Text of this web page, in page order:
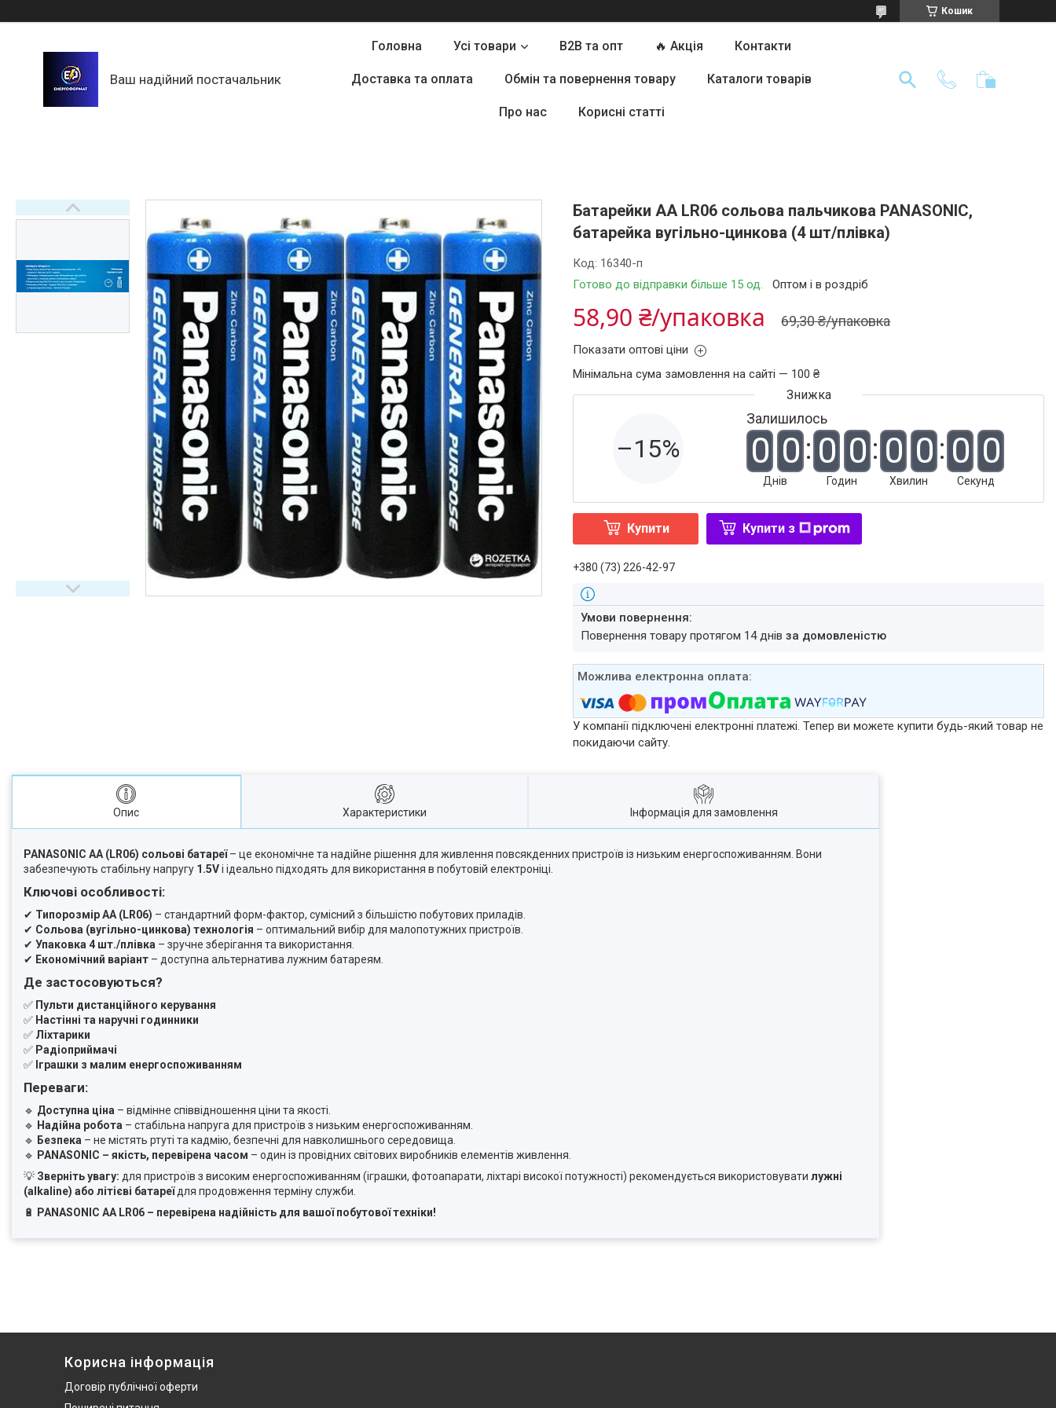
Кошик
Ваш надійний постачальник
Головна Усі товари B2B та опт 🔥 Акція Контакти
Доставка та оплата Обмін та повернення товару Каталоги товарів
Про нас Корисні статті
Батарейки АА LR06 сольова пальчикова PANASONIC,
батарейка вугільно-цинкова (4 шт/плівка)
Готово до відправки більше 15 од. Оптом і в роздріб
Код: 16340-п
69,30 ₴/упаковка
58,90 ₴/упаковка
Показати оптові ціни
Мінімальна сума замовлення на сайті — 100 ₴
–15%
Залишилось
0 0
Днів
0 0
Годин
0 0
Хвилин
0 0
Секунд
Купити Купити з
+380 (73) 226-42-97
повернення товару протягом 14 днівза домовленістю
У компанії підключені електронні платежі. Тепер ви можете купити будь-який товар не
покидаючи сайту.
Опис Характеристики Інформація для замовлення
PANASONIC AA (LR06) сольові батареї– це економічне та надійне рішення для живлення повсякденних пристроїв із низьким енергоспоживанням. Вони
забезпечують стабільну напругу 1.5Vі ідеально підходять для використання в побутовій електроніці.
Ключові особливості:
✔ Типорозмір AA (LR06) – стандартний форм-фактор, сумісний з більшістю побутових приладів.
✔ Сольова (вугільно-цинкова) технологія – оптимальний вибір для малопотужних пристроїв.
✔ Упаковка 4 шт./плівка – зручне зберігання та використання.
✔ Економічний варіант – доступна альтернатива лужним батареям.
Де застосовуються?
✅ Пульти дистанційного керування
✅ Настінні та наручні годинники
✅ Ліхтарики
✅ Радіоприймачі
✅ Іграшки з малим енергоспоживанням
Переваги:
🔹 Доступна ціна – відмінне співвідношення ціни та якості.
🔹 Надійна робота – стабільна напруга для пристроїв з низьким енергоспоживанням.
🔹 Безпека – не містять ртуті та кадмію, безпечні для навколишнього середовища.
🔹 PANASONIC – якість, перевірена часом – один із провідних світових виробників елементів живлення.
💡 Зверніть увагу: для пристроїв з високим енергоспоживанням (іграшки, фотоапарати, ліхтарі високої потужності) рекомендується використовувати лужні
(alkaline) або літієві батареїдля продовження терміну служби.
🔋
PANASONIC AA LR06 – перевірена надійність для вашої побутової техніки!
Корисна інформація
Договір публічної оферти